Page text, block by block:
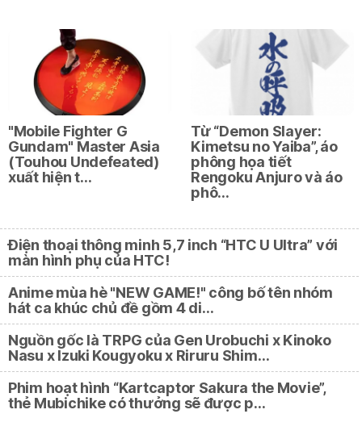
"Mobile Fighter G
Gundam" Master Asia
(Touhou Undefeated)
xuất hiện t…
Từ “Demon Slayer:
Kimetsu no Yaiba”, áo
phông họa tiết
Rengoku Anjuro và áo
phô…
Điện thoại thông minh 5,7 inch “HTC U Ultra” với
màn hình phụ của HTC!
Anime mùa hè "NEW GAME!" công bố tên nhóm
hát ca khúc chủ đề gồm 4 di…
Nguồn gốc là TRPG của Gen Urobuchi x Kinoko
Nasu x Izuki Kougyoku x Riruru Shim…
Phim hoạt hình “Kartcaptor Sakura the Movie”,
thẻ Mubichike có thưởng sẽ được p…